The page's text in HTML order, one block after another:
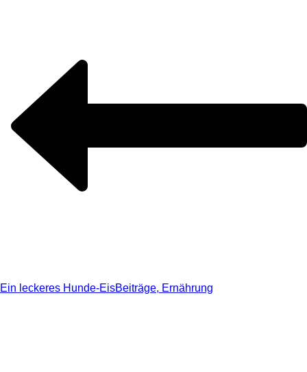
Ein leckeres Hunde-EisBeiträge, Ernährung